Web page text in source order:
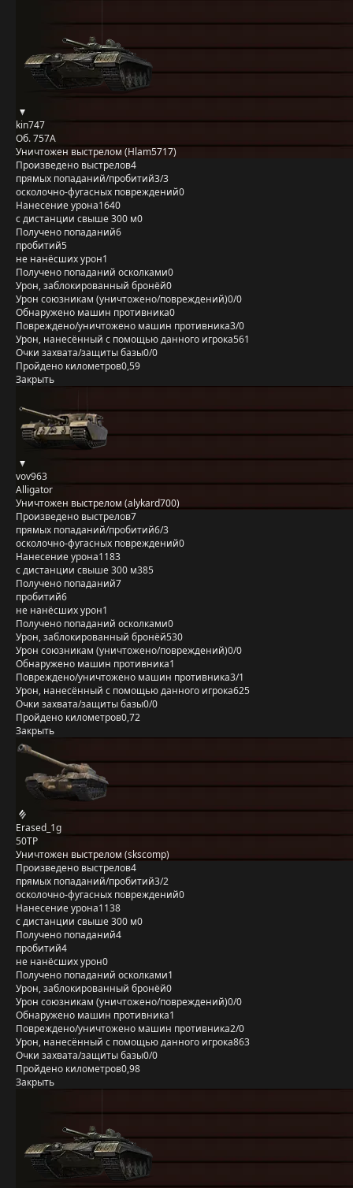
kin747
Об. 757А
Уничтожен выстрелом (Hlam5717)
Произведено выстрелов4
прямых попаданий/пробитий3/3
осколочно-фугасных повреждений0
Нанесение урона1640
с дистанции свыше 300 м0
Получено попаданий6
пробитий5
не нанёсших урон1
Получено попаданий осколками0
Урон, заблокированный бронёй0
Урон союзникам (уничтожено/повреждений)0/0
Обнаружено машин противника0
Повреждено/уничтожено машин противника3/0
Урон, нанесённый с помощью данного игрока561
Очки захвата/защиты базы0/0
Пройдено километров0,59
Закрыть
vov963
Alligator
Уничтожен выстрелом (alykard700)
Произведено выстрелов7
прямых попаданий/пробитий6/3
осколочно-фугасных повреждений0
Нанесение урона1183
с дистанции свыше 300 м385
Получено попаданий7
пробитий6
не нанёсших урон1
Получено попаданий осколками0
Урон, заблокированный бронёй530
Урон союзникам (уничтожено/повреждений)0/0
Обнаружено машин противника1
Повреждено/уничтожено машин противника3/1
Урон, нанесённый с помощью данного игрока625
Очки захвата/защиты базы0/0
Пройдено километров0,72
Закрыть
Erased_1g
50TP
Уничтожен выстрелом (skscomp)
Произведено выстрелов4
прямых попаданий/пробитий3/2
осколочно-фугасных повреждений0
Нанесение урона1138
с дистанции свыше 300 м0
Получено попаданий4
пробитий4
не нанёсших урон0
Получено попаданий осколками1
Урон, заблокированный бронёй0
Урон союзникам (уничтожено/повреждений)0/0
Обнаружено машин противника1
Повреждено/уничтожено машин противника2/0
Урон, нанесённый с помощью данного игрока863
Очки захвата/защиты базы0/0
Пройдено километров0,98
Закрыть